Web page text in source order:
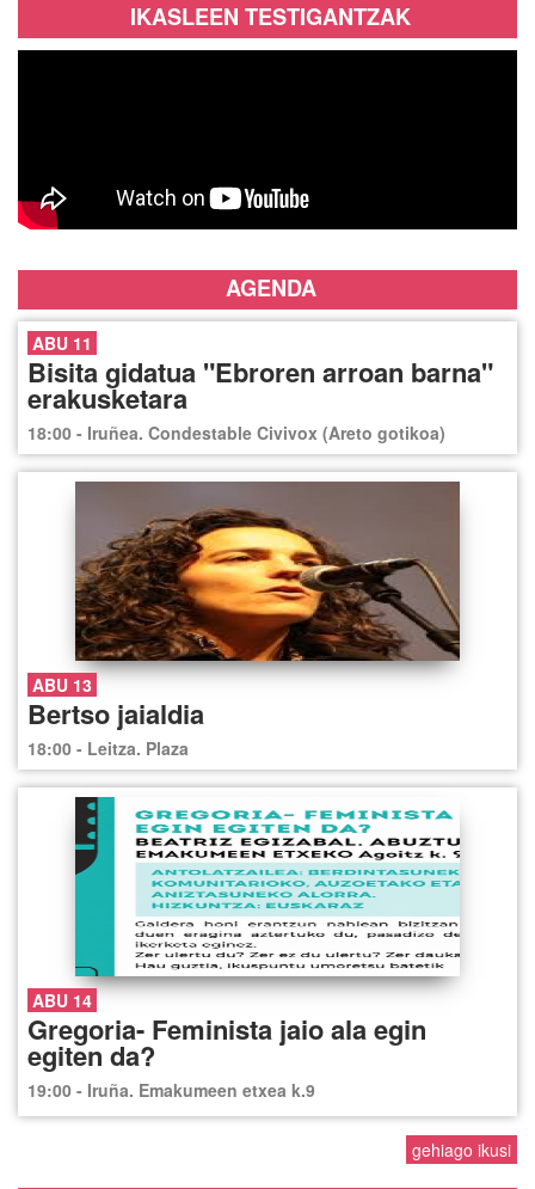
IKASLEEN TESTIGANTZAK
AGENDA
ABU 11
Bisita gidatua "Ebroren arroan barna"
erakusketara
18:00 - Iruñea. Condestable Civivox (Areto gotikoa)
ABU 13
Bertso jaialdia
18:00 - Leitza. Plaza
ABU 14
Gregoria- Feminista jaio ala egin
egiten da?
19:00 - Iruña. Emakumeen etxea k.9
gehiago ikusi